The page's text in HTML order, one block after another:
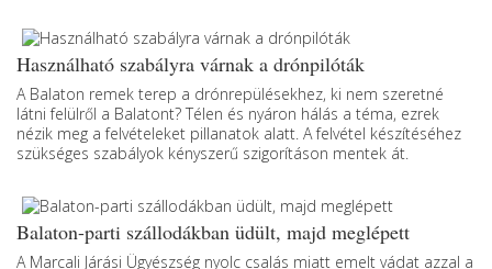
Használható szabályra várnak a drónpilóták
A Balaton remek terep a drónrepülésekhez, ki nem szeretné
látni felülről a Balatont? Télen és nyáron hálás a téma, ezrek
nézik meg a felvételeket pillanatok alatt. A felvétel készítéséhez
szükséges szabályok kényszerű szigorításon mentek át.
Balaton-parti szállodákban üdült, majd meglépett
A Marcali Járási Ügyészség nyolc csalás miatt emelt vádat azzal a